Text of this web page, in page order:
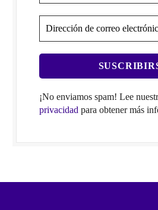
¡No enviamos spam! Lee
privacidad para obtener más